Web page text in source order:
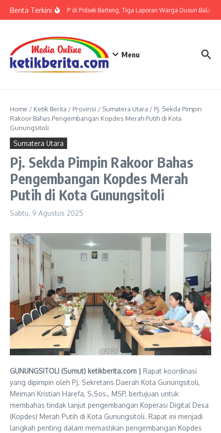
Berita TerkiniTerkait LP di Polsek Barteng, Tiga Laporan Warga Dusun Balaka
Menu
Home / Ketik Berita / Provinsi / Sumatera Utara / Pj. Sekda Pimpin
Rakoor Bahas Pengembangan Kopdes Merah Putih di Kota
Gunungsitoli
Sumatera Utara
Pj. Sekda Pimpin Rakoor Bahas
Pengembangan Kopdes Merah
Putih di Kota Gunungsitoli
Sabtu, 9 Agustus 2025
GUNUNGSITOLI (Sumut) ketikberita.com | Rapat koordinasi
yang dipimpin oleh Pj. Sekretaris Daerah Kota Gunungsitoli,
Meiman Kristian Harefa, S.Sos., MSP, bertujuan untuk
membahas tindak lanjut pengembangan Koperasi Digital Desa
(Kopdes) Merah Putih di Kota Gunungsitoli. Rapat ini menjadi
langkah penting dalam memastikan pengembangan Kopdes